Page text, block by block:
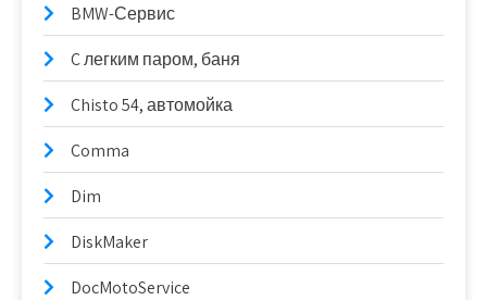
BMW-Сервис
C легким паром, баня
Chisto 54, автомойка
Comma
Dim
DiskMaker
DocMotoService